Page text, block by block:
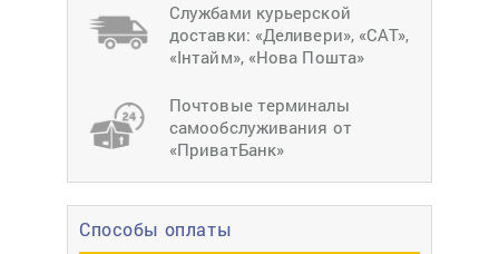
Службами курьерской
доставки: «Деливери», «САТ»,
«Інтайм», «Нова Пошта»
Почтовые терминалы
самообслуживания от
«ПриватБанк»
Способы оплаты